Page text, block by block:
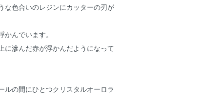
な色合いのレジンにカッターの刃が
んでいます。
に滲んだ赤が浮かんだようになって
ルの間にひとつクリスタルオーロラ